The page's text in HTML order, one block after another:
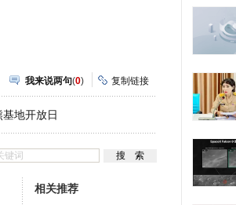
我来说两句(0) 复制链接
地开放日
相关推荐